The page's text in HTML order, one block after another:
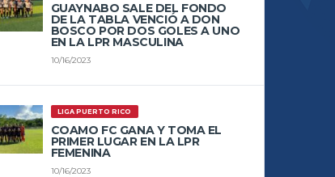
GUAYNABO SALE DEL FONDO
DE LA TABLA VENCIÓ A DON
BOSCO POR DOS GOLES A UNO
EN LA LPR MASCULINA
10/16/2023
LIGA PUERTO RICO
COAMO FC GANA Y TOMA EL
PRIMER LUGAR EN LA LPR
FEMENINA
10/16/2023